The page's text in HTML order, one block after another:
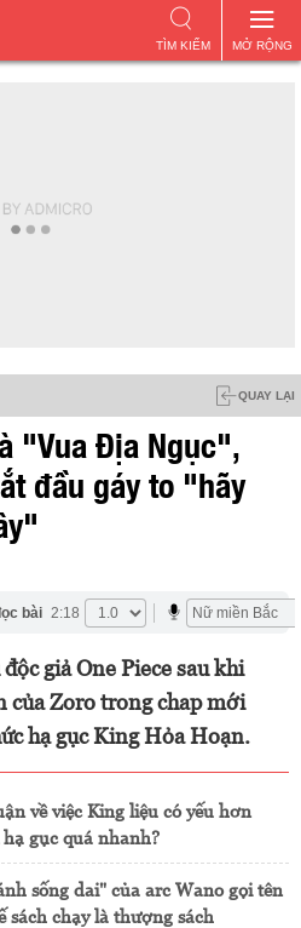
MỞ RỘNG
TÌM KIẾM
QUAY LẠI
"Vua Địa Ngục",
đầu gáy to "hãy
bài 2:18
giả One Piece sau khi
của Zoro trong chap mới
hạ gục King Hỏa Hoạn.
về việc King liệu có yếu hơn
gục quá nhanh?
sống dai" của arc Wano gọi tên
sách chạy là thượng sách